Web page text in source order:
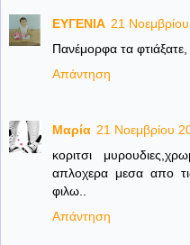
ΕΥΓΕΝΙΑ 21
Πανέμορφα τα
Απάντηση
Μαρία 21 Νοεμβρίου
κοριτσι
απλοχερα μεσα απο
φιλω..
Απάντηση